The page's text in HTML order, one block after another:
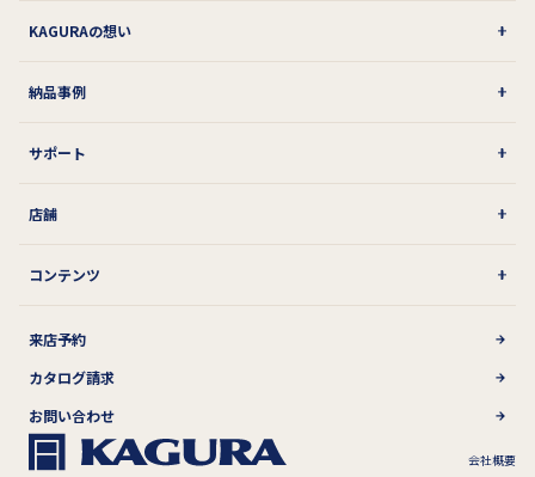
KAGURAの想い
納品事例
サポート
店舗
コンテンツ
来店予約
カタログ請求
お問い合わせ
会社概要